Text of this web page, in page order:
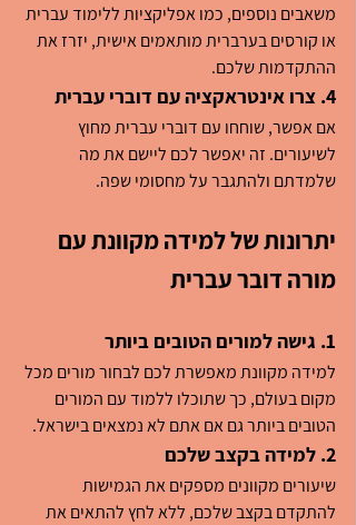
משאבים נוספים, כמו אפליקציות ללימוד עברית
או קורסים בערברית מותאמים אישית, יזרז את
ההתקדמות שלכם.
4. צרו אינטראקציה עם דוברי עברית
אם אפשר, שוחחו עם דוברי עברית מחוץ
לשיעורים. זה יאפשר לכם ליישם את מה
שלמדתם ולהתגבר על מחסומי שפה.
יתרונות של למידה מקוונת עם
מורה דובר עברית
1. גישה למורים הטובים ביותר
למידה מקוונת מאפשרת לכם לבחור מורים מכל
מקום בעולם, כך שתוכלו ללמוד עם המורים
הטובים ביותר גם אם אתם לא נמצאים בישראל.
2. למידה בקצב שלכם
שיעורים מקוונים מספקים את הגמישות
להתקדם בקצב שלכם, ללא לחץ להתאים את